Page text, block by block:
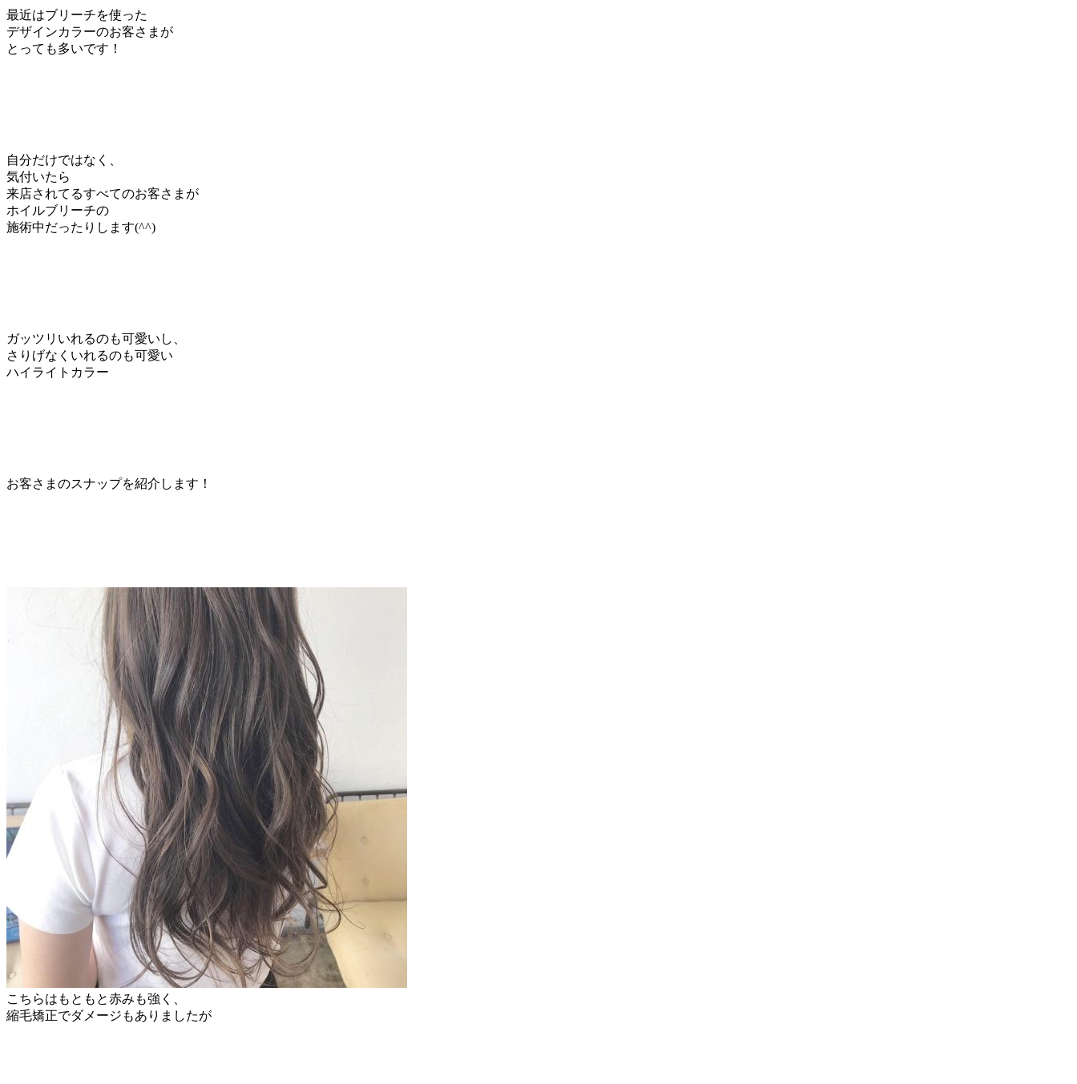
最近はブリーチを使った
デザインカラーのお客さまが
とっても多いです！
自分だけではなく、
気付いたら
来店されてるすべてのお客さまが
ホイルブリーチの
施術中だったりします(^^)
ガッツリいれるのも可愛いし、
さりげなくいれるのも可愛い
ハイライトカラー
お客さまのスナップを紹介します！
こちらはもともと赤みも強く、
縮毛矯正でダメージもありましたが